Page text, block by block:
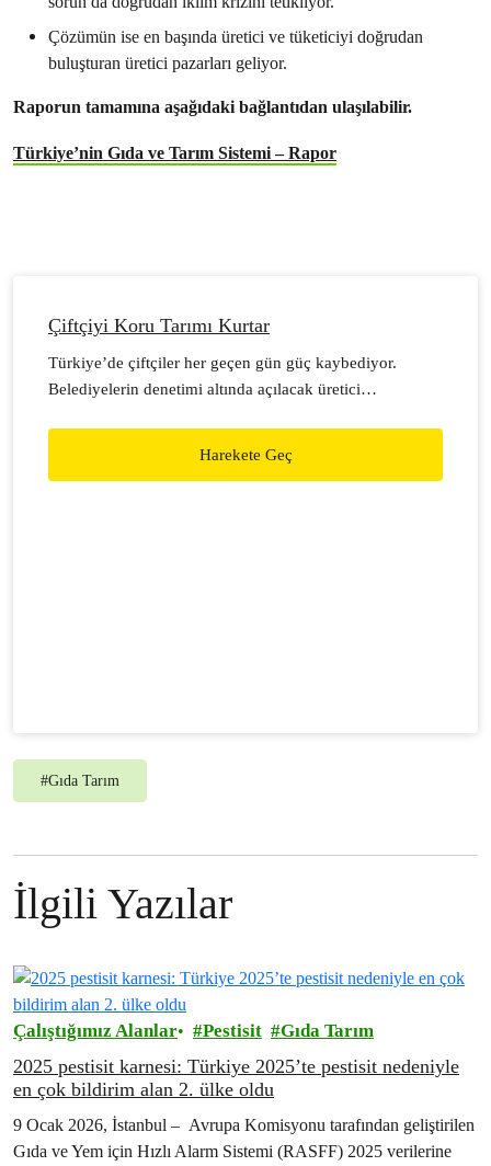
Çözümün ise en başında üretici ve tüketiciyi doğrudan
buluşturan üretici pazarları geliyor.
Raporun tamamına aşağıdaki bağlantıdan ulaşılabilir.
Türkiye’nin Gıda ve Tarım Sistemi – Rapor
Çiftçiyi Koru Tarımı Kurtar
Türkiye’de çiftçiler her geçen gün güç kaybediyor.
Belediyelerin denetimi altında açılacak üretici
de belediyenden talep et, şehrinde üretici pazarları açılsın
Harekete Geç
#Gıda Tarım
İlgili Yazılar
Çalıştığımız Alanlar Pestisit Gıda Tarım
2025 pestisit karnesi: Türkiye 2025’te pestisit nedeniyle
en çok bildirim alan 2. ülke oldu
9 Ocak 2026, İstanbul – Avrupa Komisyonu tarafından geliştirilen
Gıda ve Yem için Hızlı Alarm Sistemi (RASFF) 2025 verilerine